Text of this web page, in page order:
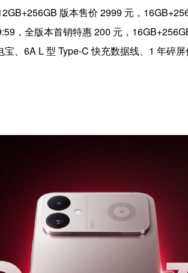
版本售价 2999 元，
，全版本首销特惠 200 元，
、6A L 型 Type-C 快充数据线、1 年碎